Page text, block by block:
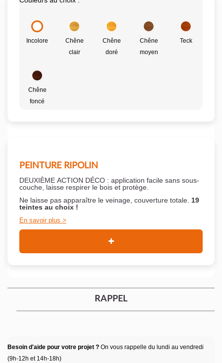
Incolore
Chêne
clair
Chêne
doré
Chêne
moyen
Teck
Chêne
foncé
PEINTURE RIPOLIN
DEUXIÈME ACTION DÉCO : application facile sans sous-
couche, laisse respirer le bois et protège.
Ne laisse pas apparaître le veinage, couverture totale. 19
teintes au choix !
En savoir plus
RAPPEL
Besoin d'aide pour votre projet ? On vous rappelle du lundi au vendredi
(9h-12h et 14h-18h)